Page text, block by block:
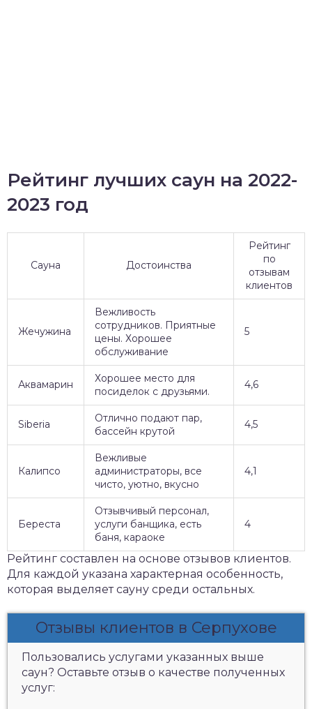
Рейтинг лучших саун на 2022-
2023 год
Сауна Достоинства
Рейтинг
по
отзывам
клиентов
Жечужина
Вежливость
сотрудников. Приятные
цены. Хорошее
обслуживание
5
Аквамарин
Хорошее место для
посиделок с друзьями.
4,6
Siberia
Отлично подают пар,
бассейн крутой
4,5
Калипсо
Вежливые
администраторы, все
чисто, уютно, вкусно
4,1
Береста
Отзывчивый персонал,
услуги банщика, есть
баня, караоке
4
Рейтинг составлен на основе отзывов клиентов.
Для каждой указана характерная особенность,
которая выделяет сауну среди остальных.
Отзывы клиентов в Серпухове
Пользовались услугами указанных выше
саун? Оставьте отзыв о качестве полученных
услуг: